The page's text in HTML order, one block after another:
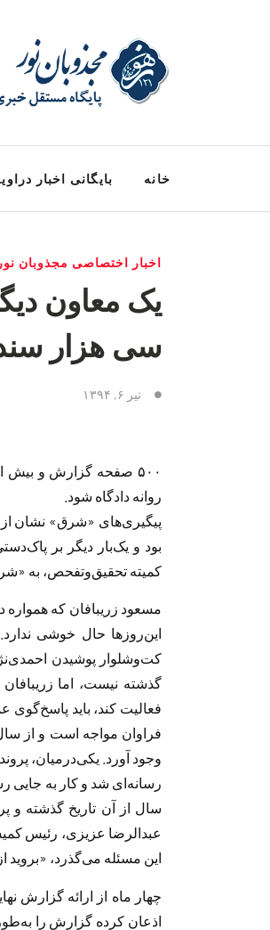
خانه بایگانی اخبار
اخبار اختصاصی مجذوبان نور
یک معاون
سی هزار سند
تیر ۶, ۱۳۹۴
روانه دادگاه شود.
پیگیری‌های «شرق» نشان
بود و یک‌بار دیگر بر
کمیته تحقیق‌وتفحص، به
مسعود زریبافان که همواره
این‌روزها حال خوشی
کت‌وشلوار پوشیدن
گذشته نیست، اما
فعالیت کند، باید پاسخ‌گوی
فراوان مواجه است و از
وجود آورد. یکی‌درمیان،
سال از آن تاریخ گذشته و
عبدالرضا عزیزی، رئیس
این مسئله می‌گذرد،
چهار ماه از ارائه گزارش
اذعان کرده گزارش را